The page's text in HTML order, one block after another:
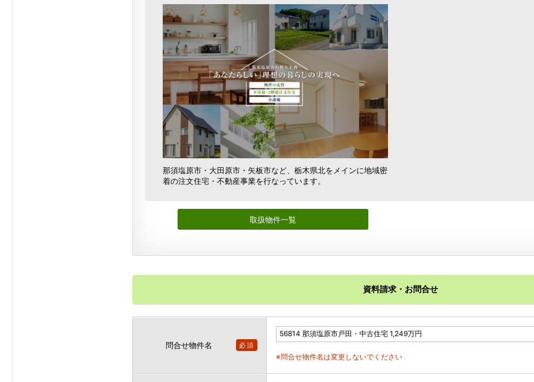
那須塩原市・大田原市・矢板市など、栃木県北をメインに地域密
着の注文住宅・不動産事業を行なっています。
取扱物件一覧
資料請求・お問合せ
問合せ物件名 必須
※問合せ物件名は変更しないでください